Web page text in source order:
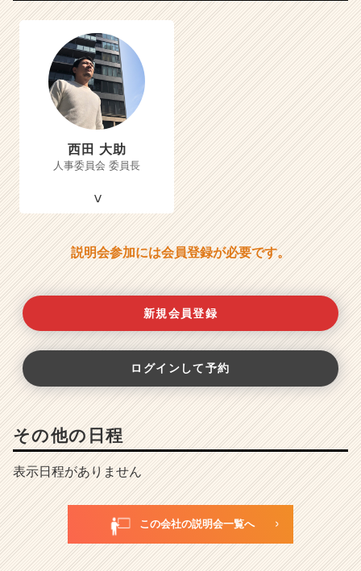
西田 大助
人事委員会 委員長
説明会参加には会員登録が必要です。
新規会員登録
ログインして予約
その他の日程
表示日程がありません
この会社の説明会一覧へ